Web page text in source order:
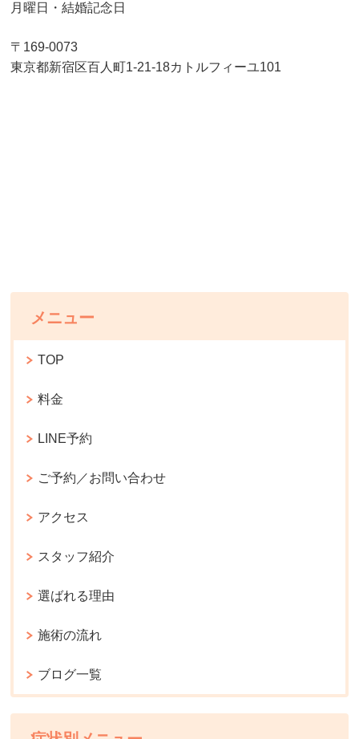
月曜日・結婚記念日
〒169-0073
東京都新宿区百人町1-21-18カトルフィーユ101
メニュー
TOP
料金
LINE予約
ご予約／お問い合わせ
アクセス
スタッフ紹介
選ばれる理由
施術の流れ
ブログ一覧